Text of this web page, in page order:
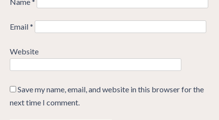
Email*
Website
Save my name, email, and website in this browser for the
next time I comment.